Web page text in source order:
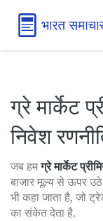
ग्रे मार्केट
निवेश
जब हमग्रे मार्केट
बाजार मूल्य से ऊपर
भी कहा जाता है, जो
का संकेत देता है.